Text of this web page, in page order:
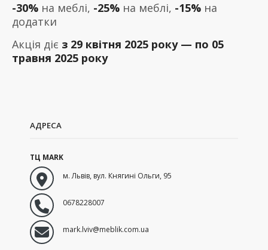
-30% на меблі, -25% на меблі, -15% на
додатки
Акція діє з 29 квітня 2025 року — по 05
травня 2025 року
АДРЕСА
ТЦ MARK
м. Львів, вул. Княгині Ольги, 95
0678228007
mark.lviv@meblik.com.ua